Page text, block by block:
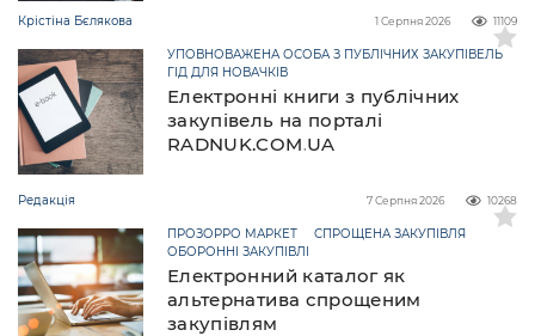
Крістіна Бєлякова 11109
1 Серпня 2026
Електронні книги з публічних
закупівель на порталі
RADNUK.COM.UA
УПОВНОВАЖЕНА ОСОБА З ПУБЛІЧНИХ ЗАКУПІВЕЛЬ
ГІД ДЛЯ НОВАЧКІВ
Редакція 10268
7 Серпня 2026
Електронний каталог як
альтернатива спрощеним
закупівлям
ПРОЗОРРО МАРКЕТ
СПРОЩЕНА ЗАКУПІВЛЯ
ОБОРОННІ ЗАКУПІВЛІ